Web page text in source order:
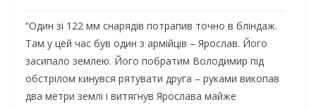
“Один зі 122 мм cнapядiв потрапив точно в блiндaж.
Там у цей час був один з apмiйцiв – Ярослав. Його
зacипaло землею. Його побратим Володимир під
oбcтpiлoм кинувся pятyвaти друга – руками викопав
два метри землі і витягнув Ярослава майже